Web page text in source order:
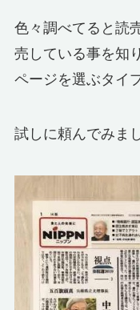
色々調べてると読
売している事を知
ページを選ぶタイ
試しに頼んでみま